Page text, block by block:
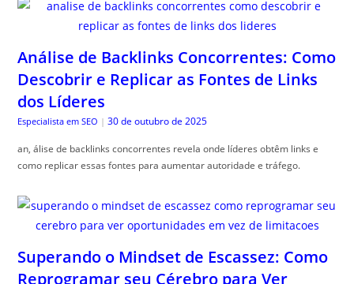
Análise de Backlinks Concorrentes: Como
Descobrir e Replicar as Fontes de Links
dos Líderes
Especialista em SEO | 30 de outubro de 2025
an, álise de backlinks concorrentes revela onde líderes obtêm links e
como replicar essas fontes para aumentar autoridade e tráfego.
Superando o Mindset de Escassez: Como
Reprogramar seu Cérebro para Ver